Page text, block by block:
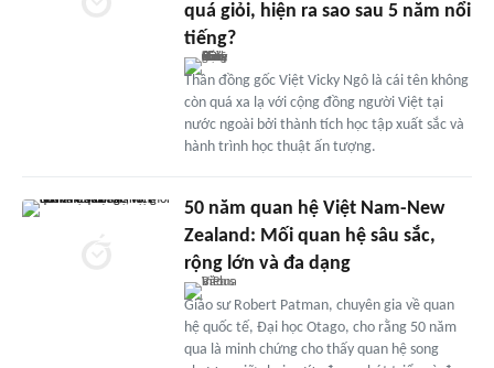
quá giỏi, hiện ra sao sau 5 năm nổi
tiếng?
Thần đồng gốc Việt Vicky Ngô là cái tên không
còn quá xa lạ với cộng đồng người Việt tại
nước ngoài bởi thành tích học tập xuất sắc và
hành trình học thuật ấn tượng.
50 năm quan hệ Việt Nam-New
Zealand: Mối quan hệ sâu sắc,
rộng lớn và đa dạng
Giáo sư Robert Patman, chuyên gia về quan
hệ quốc tế, Đại học Otago, cho rằng 50 năm
qua là minh chứng cho thấy quan hệ song